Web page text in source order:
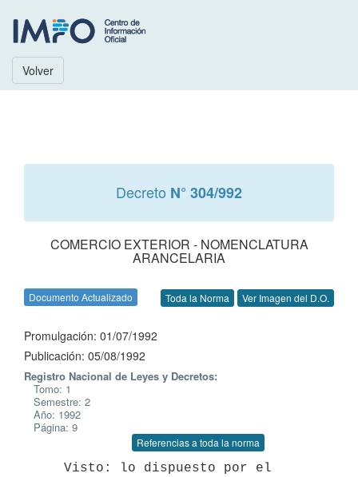
Volver
Decreto N° 304/992
COMERCIO EXTERIOR - NOMENCLATURA
ARANCELARIA
Documento Actualizado Toda la Norma Ver Imagen del D.O.
Promulgación: 01/07/1992
Publicación: 05/08/1992
Registro Nacional de Leyes y Decretos:
Tomo: 1
Semestre: 2
Año: 1992
Página: 9
Referencias a toda la norma